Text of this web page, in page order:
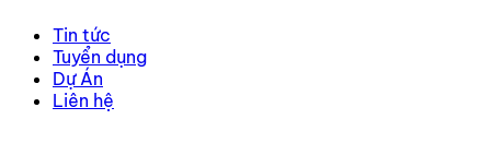
Tin tức
Tuyển dụng
Dự Án
Liên hệ